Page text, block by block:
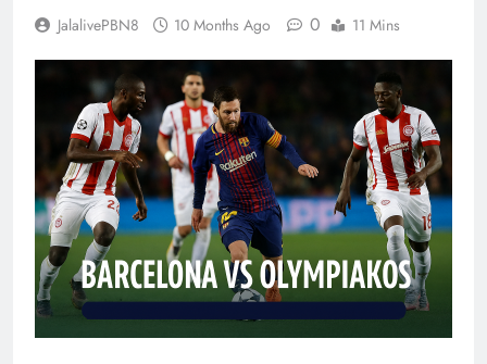
JalalivePBN8 10 Months Ago 0 11 Mins